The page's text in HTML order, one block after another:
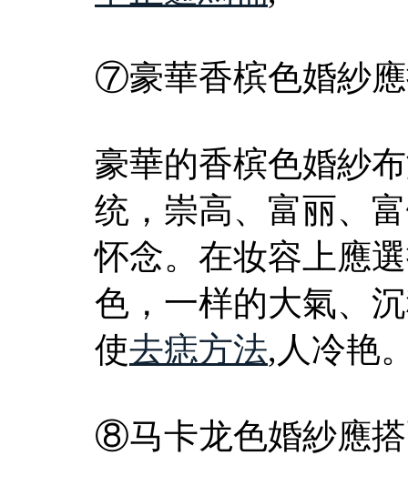
⑦豪華香槟色婚紗
豪華的香槟色婚紗
统，崇高、富丽、
怀念。在妆容上應
色，一样的大氣、
使去痣方法,人冷艳
⑧马卡龙色婚紗應